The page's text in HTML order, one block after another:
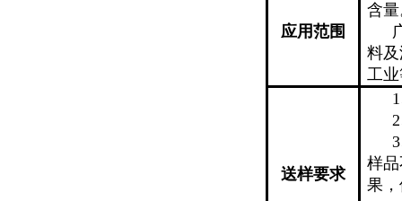
应用范围
含
料
工
送样要求
1
2
3
样
果